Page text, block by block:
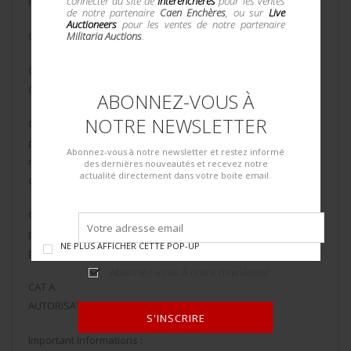
de notre partenaire Caen Enchères, ou sur Live
Auctioneerspour les ventes de notre partenaire
Militaria Auctions.
ABONNEZ-VOUS À
NOTRE NEWSLETTER
Abonnez-vous à notre newsletter et restez informé
des dernières nouveautés et recevez notre
actualité directement dans votre boite email.
S'INSCRIRE
NE PLUS AFFICHER CETTE POP-UP
CAT D : pièce d’identité à jours (CNI, passeport)
CAT C9: (arme neutralisée)
Certificat médical de moins d’un mois, pièce d’identité
CAT C1°a ; C1°b ;C1°c:
pièce d’identité , licence de tir de l’année avec validation du
médecin ou permis de chasse avec validation de l’année ou
de l’année précédente , licence de Ball trap
CAT B:
pièce d’identité , autorisation d’acquisition et de détention
préfectorale vierge datant de moins de 6 mois
CAT A:
AUTORISATION MINISTERIELLE de catégorie A
Important Informations :